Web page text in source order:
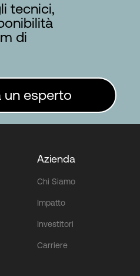
tecnici,
di
un esperto
Azienda
Chi Siamo
Impatto
Investitori
Carriere